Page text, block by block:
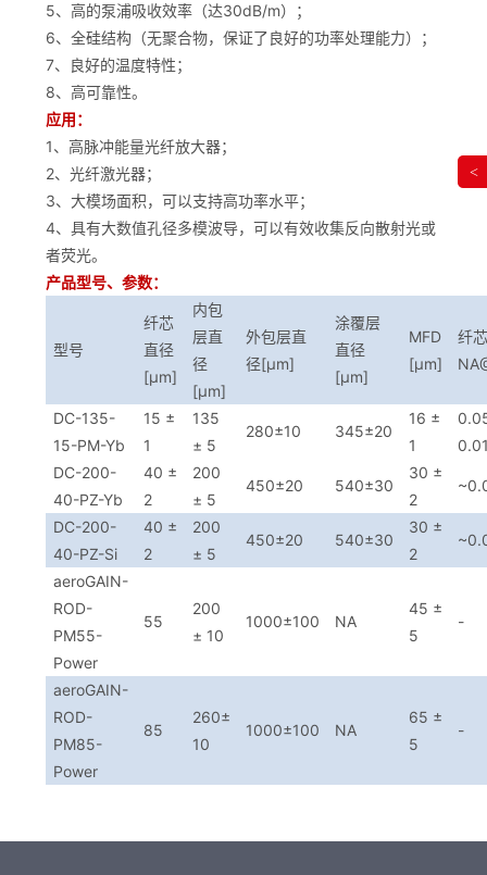
5、高的泵浦吸收效率（达30dB/m）；
6、全硅结构（无聚合物，保证了良好的功率处理能力）；
7、良好的温度特性；
8、高可靠性。
应用：
1、高脉冲能量光纤放大器；
2、光纤激光器；
3、大模场面积，可以支持高功率水平；
4、具有大数值孔径多模波导，可以有效收集反向散射光或
者荧光。
产品型号、参数：
型号
纤芯
直径
[μm]
内包
层直
径
[μm]
外包层直
径[μm]
涂覆层
直径
[μm]
MFD
[μm]
纤
DC-135-
15-PM-Yb
15 ±
1
135
± 5
280±10 345±20
16 ±
1
DC-200-
40-PZ-Yb
40 ±
2
200
± 5
450±20 540±30
30 ±
2
DC-200-
40-PZ-Si
40 ±
2
200
± 5
450±20 540±30
30 ±
2
aeroGAIN-
ROD-
PM55-
Power
55
200
± 10
1000±100 NA
45 ±
5
-
aeroGAIN-
ROD-
PM85-
Power
85
260±
10
1000±100 NA
65 ±
5
-
<